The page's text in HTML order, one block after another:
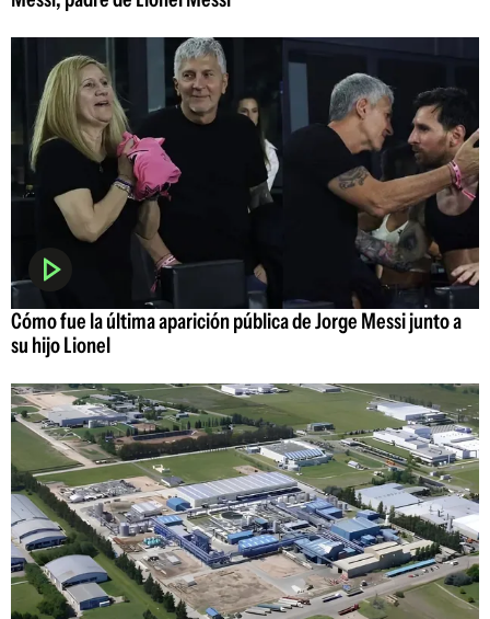
Cómo fue la última aparición pública de Jorge Messi junto a
su hijo Lionel